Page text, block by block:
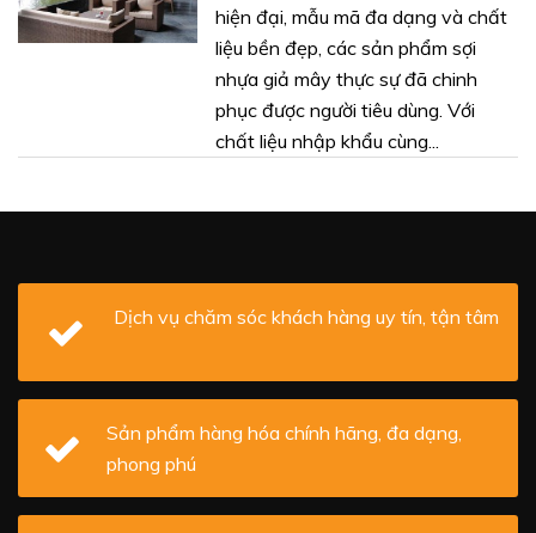
hiện đại, mẫu mã đa dạng và chất
liệu bền đẹp, các sản phẩm sợi
nhựa giả mây thực sự đã chinh
phục được người tiêu dùng. Với
chất liệu nhập khẩu cùng...
Dịch vụ chăm sóc khách hàng uy tín, tận tâm
Sản phẩm hàng hóa chính hãng, đa dạng,
phong phú